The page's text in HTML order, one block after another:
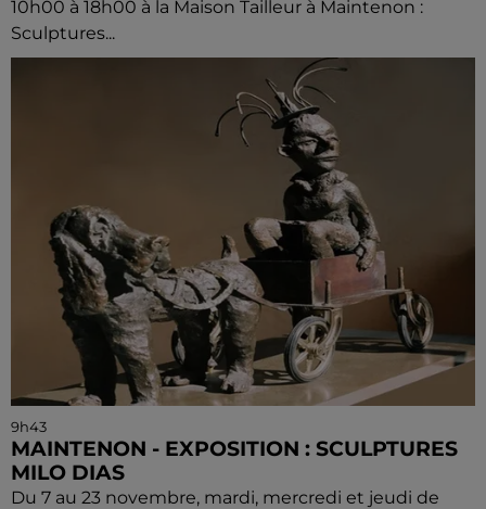
10h00 à 18h00 à la Maison Tailleur à Maintenon :
Sculptures...
9h43
MAINTENON - EXPOSITION : SCULPTURES
MILO DIAS
Du 7 au 23 novembre, mardi, mercredi et jeudi de